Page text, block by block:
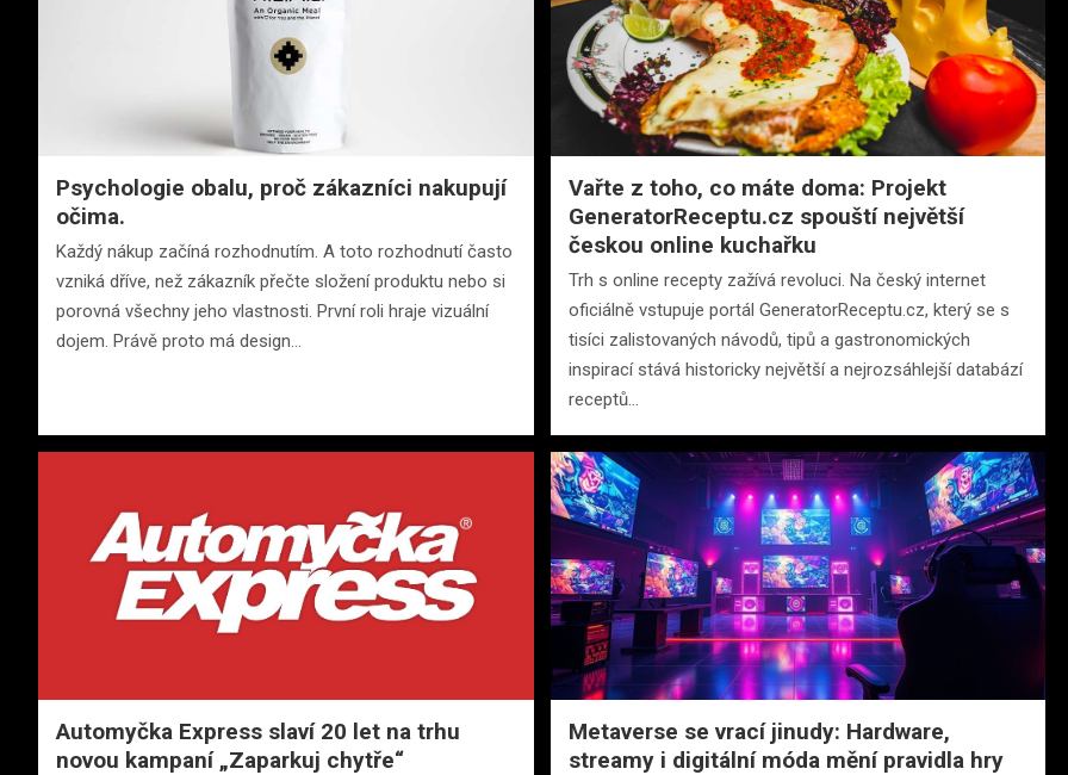
Psychologie obalu, proč zákazníci nakupují
očima.
Každý nákup začíná rozhodnutím. A toto rozhodnutí často
vzniká dříve, než zákazník přečte složení produktu nebo si
porovná všechny jeho vlastnosti. První roli hraje vizuální
dojem. Právě proto má design…
Vařte z toho, co máte doma: Projekt
GeneratorReceptu.cz spouští největší
českou online kuchařku
Trh s online recepty zažívá revoluci. Na český internet
oficiálně vstupuje portál GeneratorReceptu.cz, který se s
tisíci zalistovaných návodů, tipů a gastronomických
inspirací stává historicky největší a nejrozsáhlejší databází
receptů…
Automyčka Express slaví 20 let na trhu
novou kampaní „Zaparkuj chytře“
Metaverse se vrací jinudy: Hardware,
streamy i digitální móda mění pravidla hry